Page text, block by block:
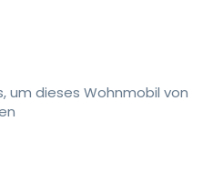
um dieses Wohnmobil von